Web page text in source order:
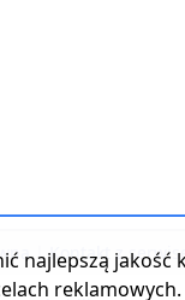
| Kontakt z
najlepszą
reklamowych.